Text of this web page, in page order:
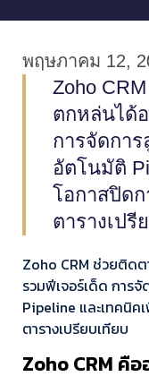
พฤษภาคม 12,
Zoho
ตกหล่นได้อ
การจัดกา
อัตโนมัติ
โอกาสปิด
ตารางเปรี
Zoho CRM ช่วยติด
รวมฟีเจอร์เด็ด การ
Pipeline และเทคนิค
ตารางเปรียบเทียบ
Zoho CRM คือ